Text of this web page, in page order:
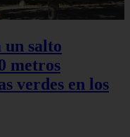
un salto
metros
verdes en los